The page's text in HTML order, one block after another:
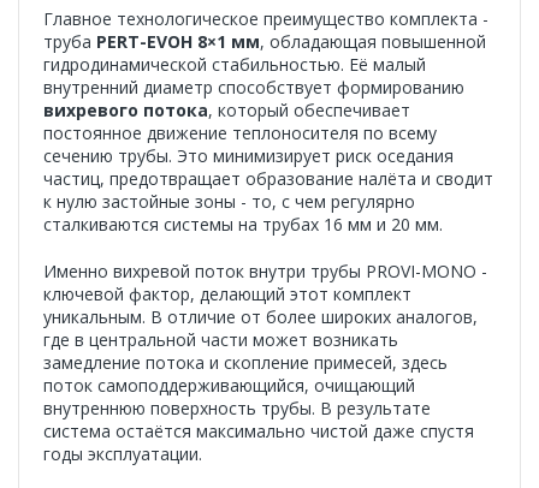
Главное технологическое преимущество комплекта -
труба PERT-EVOH 8×1 мм, обладающая повышенной
гидродинамической стабильностью. Её малый
внутренний диаметр способствует формированию
вихревого потока, который обеспечивает
постоянное движение теплоносителя по всему
сечению трубы. Это минимизирует риск оседания
частиц, предотвращает образование налёта и сводит
к нулю застойные зоны - то, с чем регулярно
сталкиваются системы на трубах 16 мм и 20 мм.
Именно вихревой поток внутри трубы PROVI-MONO -
ключевой фактор, делающий этот комплект
уникальным. В отличие от более широких аналогов,
где в центральной части может возникать
замедление потока и скопление примесей, здесь
поток самоподдерживающийся, очищающий
внутреннюю поверхность трубы. В результате
система остаётся максимально чистой даже спустя
годы эксплуатации.